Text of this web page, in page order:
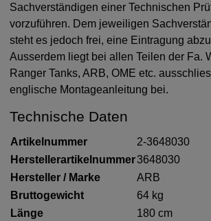
Sachverständigen einer Technischen
vorzuführen. Dem jeweiligen
steht es jedoch frei, eine Eintragung
Ausserdem liegt bei allen Teilen der Fa.
Ranger Tanks, ARB, OME etc.
englische Montageanleitung bei.
Technische Daten
Artikelnummer
2-3648030
Herstellerartikelnummer3648030
Hersteller / Marke
ARB
Bruttogewicht
64 kg
Länge
180 cm